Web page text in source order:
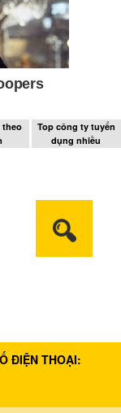
theo
Top công ty tuyển
dụng nhiều
ĐIỆN THOẠI: